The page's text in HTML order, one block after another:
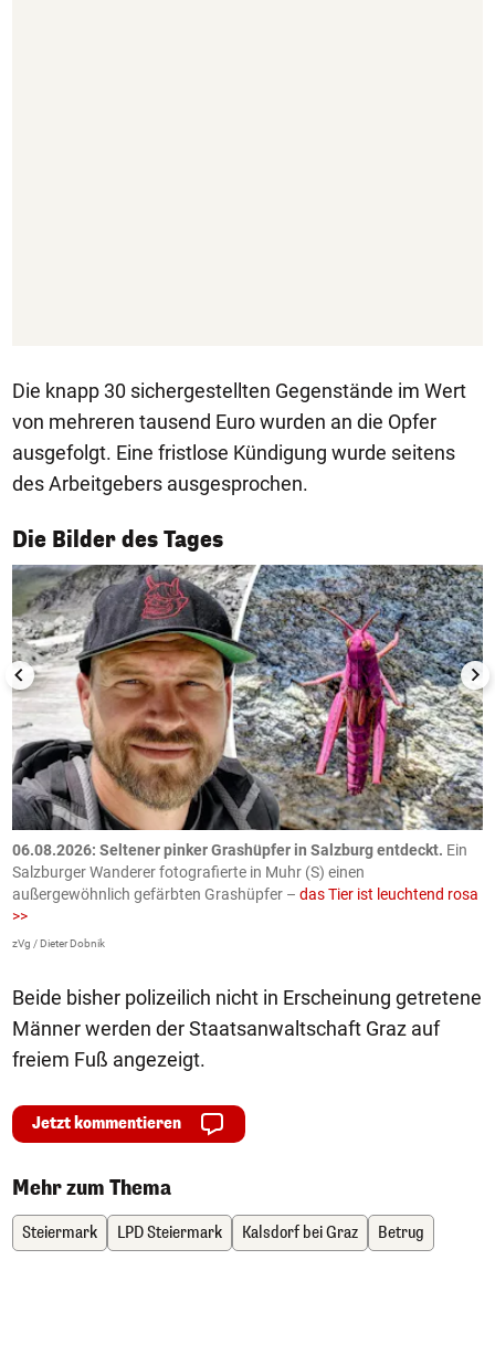
Die knapp 30 sichergestellten Gegenstände im Wert
von mehreren tausend Euro wurden an die Opfer
ausgefolgt. Eine fristlose Kündigung wurde seitens
des Arbeitgebers ausgesprochen.
Die Bilder des Tages
1/50
06.08.2026: Seltener pinker Grashüpfer in Salzburg entdeckt. Ein
Salzburger Wanderer fotografierte in Muhr (S) einen
außergewöhnlich gefärbten Grashüpfer – das Tier ist leuchtend rosa
>>
zVg / Dieter Dobnik
Beide bisher polizeilich nicht in Erscheinung getretene
Männer werden der Staatsanwaltschaft Graz auf
freiem Fuß angezeigt.
Jetzt kommentieren
Mehr zum Thema
Steiermark LPD Steiermark Kalsdorf bei Graz Betrug